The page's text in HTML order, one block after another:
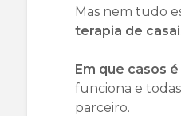
Mas nem tudo
terapia de
Em que casos
funciona e
parceiro.